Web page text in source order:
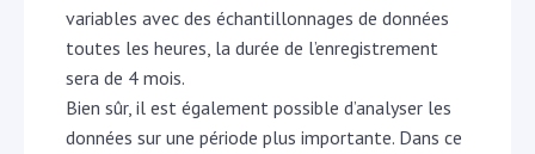
variables avec des échantillonnages de données
toutes les heures, la durée de l’enregistrement
sera de 4 mois.
Bien sûr, il est également possible d’analyser les
données sur une période plus importante. Dans ce